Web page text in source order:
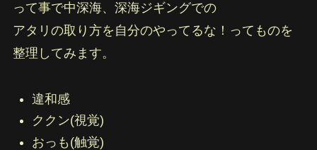
って事で中深海、深海ジギングでの
アタリの取り方を自分のやってるな！ってものを
整理してみます。
違和感
ククン(視覚)
おっも(触覚)